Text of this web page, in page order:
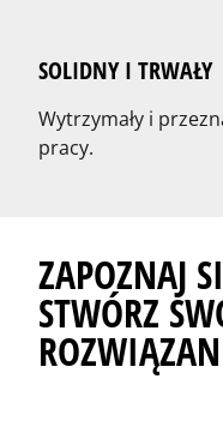
SOLIDNY I TRWAŁY
Wytrzymały i
pracy.
ZAPOZNAJ
STWÓRZ